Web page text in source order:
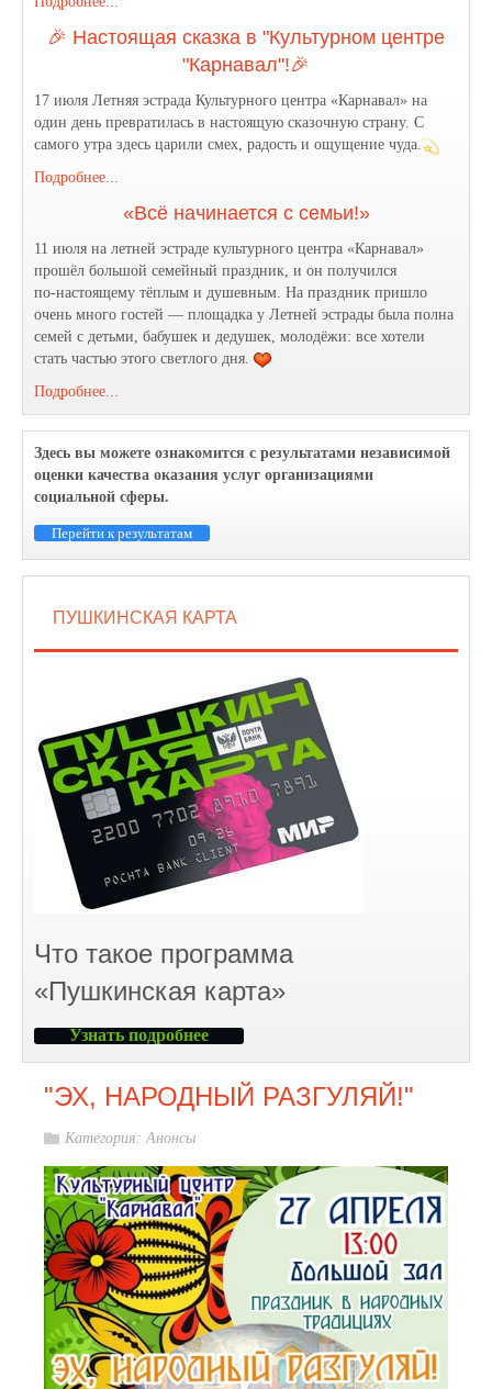
🎉 Настоящая сказка в "Культурном центре
"Карнавал"!🎉
17 июля Летняя эстрада Культурного центра «Карнавал» на
один день превратилась в настоящую сказочную страну. С
самого утра здесь царили смех, радость и ощущение чуда.
Подробнее...
«Всё начинается с семьи!»
11 июля на летней эстраде культурного центра «Карнавал»
прошёл большой семейный праздник, и он получился
по‑настоящему тёплым и душевным. На праздник пришло
очень много гостей — площадка у Летней эстрады была полна
семей с детьми, бабушек и дедушек, молодёжи: все хотели
стать частью этого светлого дня.
Подробнее...
Здесь вы можете ознакомится с результатами независимой
оценки качества оказания услуг организациями
социальной сферы.
Перейти к результатам
ПУШКИНСКАЯ КАРТА
Что такое программа
«Пушкинская карта»
Узнать подробнее
"ЭХ, НАРОДНЫЙ РАЗГУЛЯЙ!"
Категория: Анонсы